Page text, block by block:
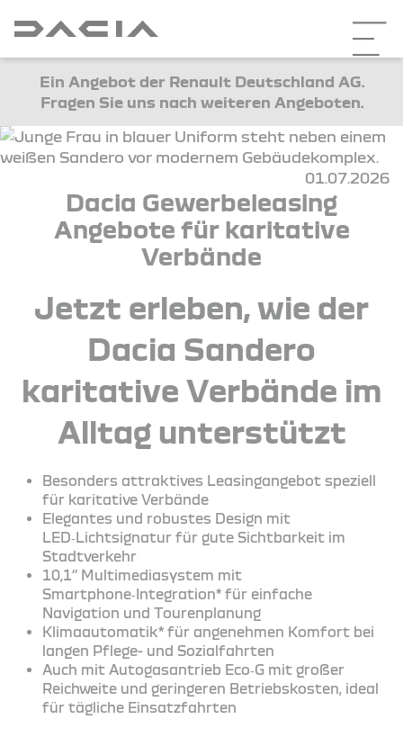
Ein Angebot der Renault Deutschland AG.
Fragen Sie uns nach weiteren Angeboten.
01.07.2026
Dacia Gewerbeleasing
Angebote für karitative
Verbände
Jetzt erleben, wie der
Dacia Sandero
karitative Verbände im
Alltag unterstützt
Besonders attraktives Leasingangebot speziell
für karitative Verbände
Elegantes und robustes Design mit
LED‑Lichtsignatur für gute Sichtbarkeit im
Stadtverkehr
10,1’’ Multimediasystem mit
Smartphone‑Integration* für einfache
Navigation und Tourenplanung
Klimaautomatik* für angenehmen Komfort bei
langen Pflege- und Sozialfahrten
Auch mit Autogasantrieb Eco‑G mit großer
Reichweite und geringeren Betriebskosten, ideal
für tägliche Einsatzfahrten